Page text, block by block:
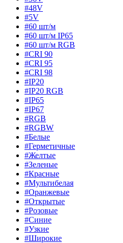
#48V
#5V
#60 шт/м
#60 шт/м IP65
#60 шт/м RGB
#CRI 90
#CRI 95
#CRI 98
#IP20
#IP20 RGB
#IP65
#IP67
#RGB
#RGBW
#Белые
#Герметичные
#Желтые
#Зеленые
#Красные
#Мультибелая
#Оранжевые
#Открытые
#Розовые
#Синие
#Узкие
#Широкие